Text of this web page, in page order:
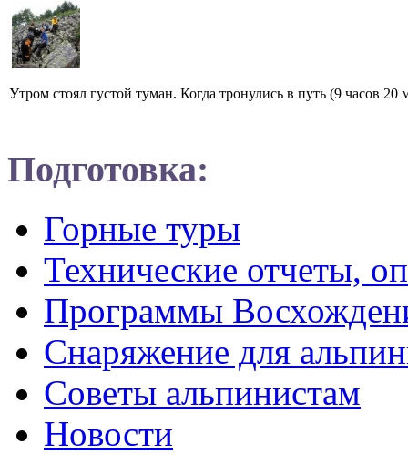
Утром стоял густой туман. Когда тронулись в путь (9 часов
Подготовка:
Горные туры
Технические отчеты,
Программы
Снаряжение для
Советы альпинистам
Новости